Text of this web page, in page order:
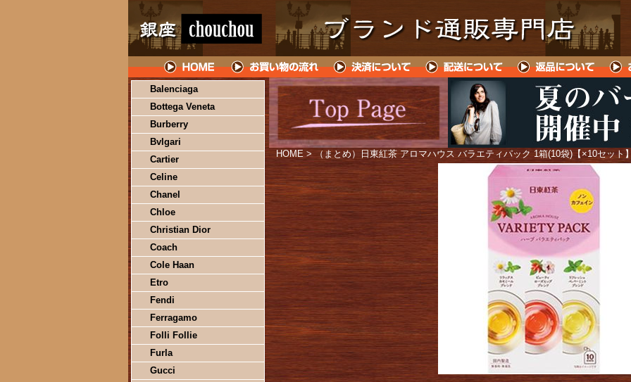
Balenciaga
Bottega Veneta
Burberry
Bvlgari
Cartier
Celine
Chanel
Chloe
Christian Dior
Coach
Cole Haan
Etro
Fendi
Ferragamo
Folli Follie
Furla
Gucci
HOME > （まとめ）日東紅茶 アロマハウス バラエティパック 1箱(10袋)【×10セット